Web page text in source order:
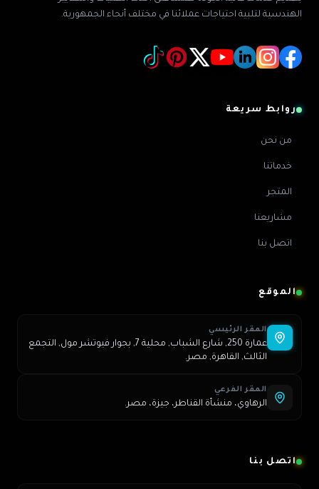
الهندسية لتلبية احتياجات عملائنا في مختلف أنحاء الجمهورية.
روابط سريعة
من نحن
خدماتنا
المتجر
مشاريعنا
اتصل بنا
الموقع
المقر الرئيسي
عمارة 250, شارع الشباب, محلية 7, بجوار فيوتشر مول, التجمع
الثالث, القاهرة, مصر.
المقر الفرعي
الرهاوي، منشأة القناطر، جيزة، مصر.
اتصل بنا